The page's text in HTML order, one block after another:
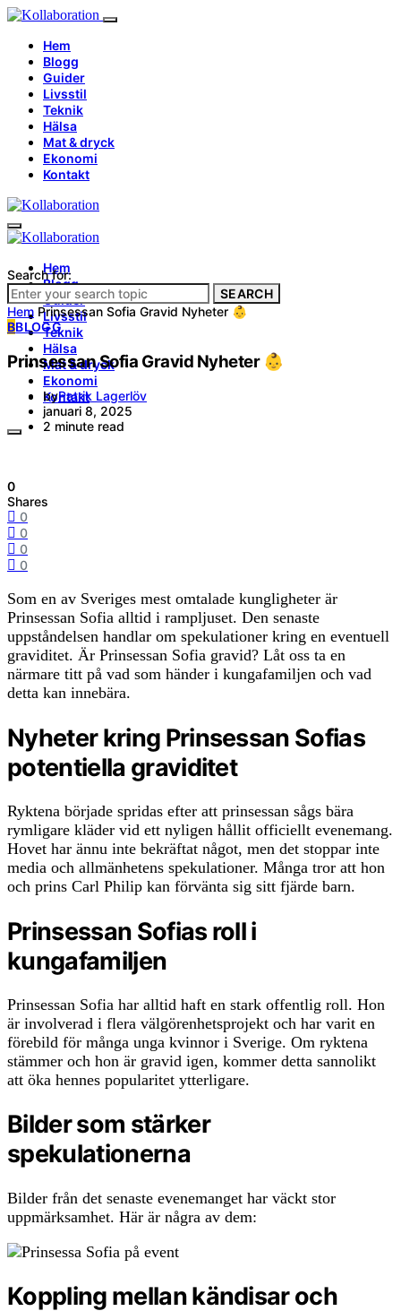
Hem
Blogg
Guider
Livsstil
Teknik
Hälsa
Mat & dryck
Ekonomi
Kontakt
Hem
Blogg
Guider
Livsstil
Teknik
Hälsa
Mat & dryck
Ekonomi
Kontakt
Search for:
SEARCH
Hem Prinsessan Sofia Gravid Nyheter 👶
BBLOGG
Prinsessan Sofia Gravid Nyheter 👶
byPatrik Lagerlöv
januari 8, 2025
2 minute read
0
Shares
0
0
0
0
Som en av Sveriges mest omtalade kungligheter är
Prinsessan Sofia alltid i rampljuset. Den senaste
uppståndelsen handlar om spekulationer kring en eventuell
graviditet. Är Prinsessan Sofia gravid? Låt oss ta en
närmare titt på vad som händer i kungafamiljen och vad
detta kan innebära.
Nyheter kring Prinsessan Sofias
potentiella graviditet
Ryktena började spridas efter att prinsessan sågs bära
rymligare kläder vid ett nyligen hållit officiellt evenemang.
Hovet har ännu inte bekräftat något, men det stoppar inte
media och allmänhetens spekulationer. Många tror att hon
och prins Carl Philip kan förvänta sig sitt fjärde barn.
Prinsessan Sofias roll i
kungafamiljen
Prinsessan Sofia har alltid haft en stark offentlig roll. Hon
är involverad i flera välgörenhetsprojekt och har varit en
förebild för många unga kvinnor i Sverige. Om ryktena
stämmer och hon är gravid igen, kommer detta sannolikt
att öka hennes popularitet ytterligare.
Bilder som stärker
spekulationerna
Bilder från det senaste evenemanget har väckt stor
uppmärksamhet. Här är några av dem:
Koppling mellan kändisar och